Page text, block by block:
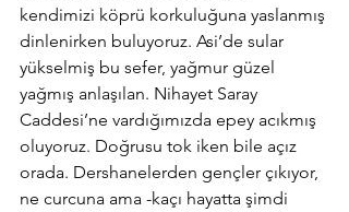
kendimizi köprü korkuluğuna yaslanmış
dinlenirken buluyoruz. Asi’de sular
yükselmiş bu sefer, yağmur güzel
yağmış anlaşılan. Nihayet Saray
Caddesi’ne vardığımızda epey acıkmış
oluyoruz. Doğrusu tok iken bile açız
orada. Dershanelerden gençler çıkıyor,
ne curcuna ama -kaçı hayatta şimdi